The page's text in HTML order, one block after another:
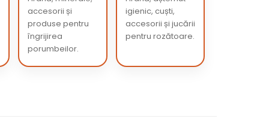
accesorii și
produse pentru
îngrijirea
porumbeilor.
igienic, cuști,
accesorii și jucării
pentru rozătoare.